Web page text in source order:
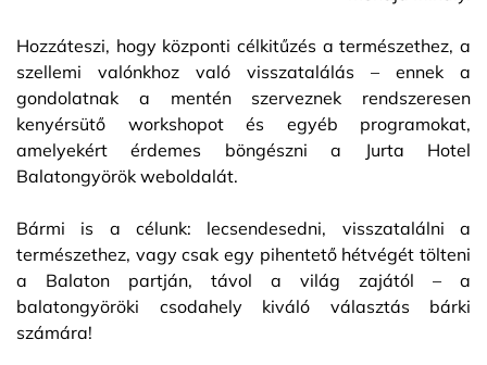
Hozzáteszi, hogy központi célkitűzés a természethez, a
szellemi valónkhoz való visszatalálás – ennek a
gondolatnak a mentén szerveznek rendszeresen
kenyérsütő workshopot és egyéb programokat,
amelyekért érdemes böngészni a Jurta Hotel
Balatongyörök weboldalát.
Bármi is a célunk: lecsendesedni, visszatalálni a
természethez, vagy csak egy pihentető hétvégét tölteni
a Balaton partján, távol a világ zajától – a
balatongyöröki csodahely kiváló választás bárki
számára!